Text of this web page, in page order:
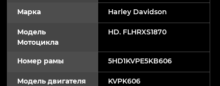
Марка Harley Davidson
Модель
Мотоцикла
HD. FLHRXS1870
Номер рамы 5HD1KVPE5KB606
Модель двигателя KVPK606